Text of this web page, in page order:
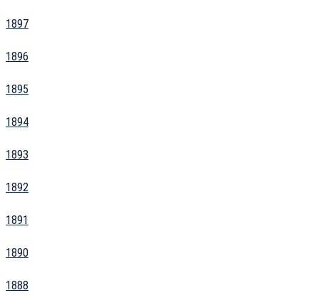
1897
1896
1895
1894
1893
1892
1891
1890
1888